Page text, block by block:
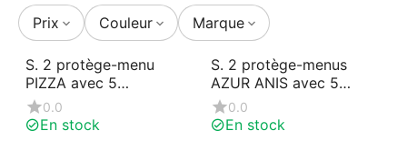
Prix Couleur Marque
S. 2 protège-menu
PIZZA avec 5
intercalaires
0.0
En stock
S. 2 protège-menus
AZUR ANIS avec 5
intercalaires
0.0
En stock